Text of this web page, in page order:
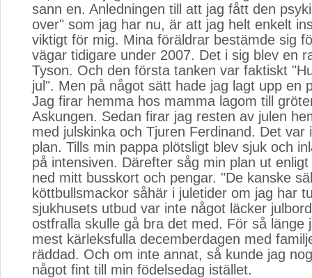
sann en. Anledningen till att jag fått den
over" som jag har nu, är att jag helt enkelt
viktigt för mig. Mina föräldrar bestämde sig
vägar tidigare under 2007. Det i sig blev en
Tyson. Och den första tanken var faktiskt
jul". Men på något sätt hade jag lagt upp en
Jag firar hemma hos mamma lagom till
Askungen. Sedan firar jag resten av julen
med julskinka och Tjuren Ferdinand. Det var
plan. Tills min pappa plötsligt blev sjuk och
på intensiven. Därefter såg min plan ut
ned mitt busskort och pengar. "De kanske
köttbullsmackor såhär i juletider om jag har
sjukhusets utbud var inte något läcker
ostfralla skulle gå bra det med. För så länge
mest kärleksfulla decemberdagen med
räddad. Och om inte annat, så kunde jag
något fint till min födelsedag istället.